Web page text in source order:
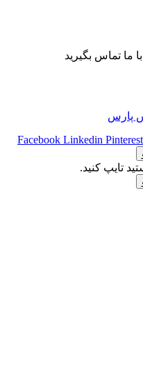
ما تماس بگیرید
پارس
Facebook Linkedin Pinterest
تایپ کنید.